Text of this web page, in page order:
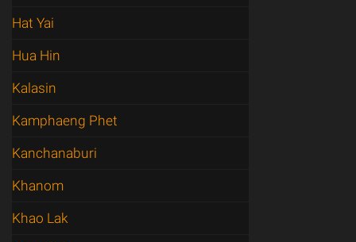
Hat Yai
Hua Hin
Kalasin
Kamphaeng Phet
Kanchanaburi
Khanom
Khao Lak